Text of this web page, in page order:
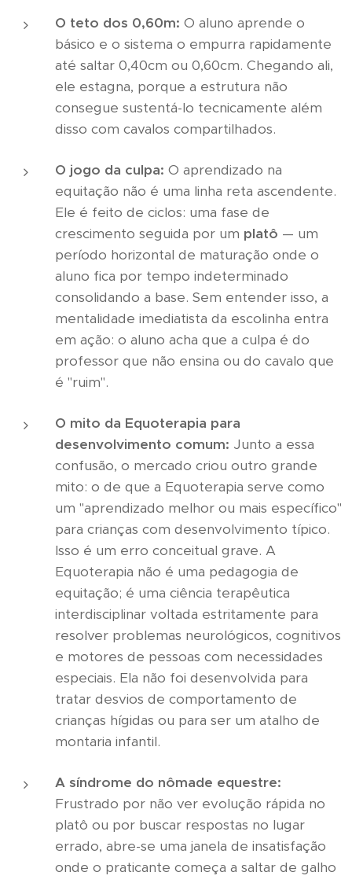
O teto dos 0,60m: O aluno aprende o
básico e o sistema o empurra rapidamente
até saltar 0,40cm ou 0,60cm. Chegando ali,
ele estagna, porque a estrutura não
consegue sustentá-lo tecnicamente além
disso com cavalos compartilhados.
O jogo da culpa: O aprendizado na
equitação não é uma linha reta ascendente.
Ele é feito de ciclos: uma fase de
crescimento seguida por um platô — um
período horizontal de maturação onde o
aluno fica por tempo indeterminado
consolidando a base. Sem entender isso, a
mentalidade imediatista da escolinha entra
em ação: o aluno acha que a culpa é do
professor que não ensina ou do cavalo que
é "ruim".
O mito da Equoterapia para
desenvolvimento comum: Junto a essa
confusão, o mercado criou outro grande
mito: o de que a Equoterapia serve como
um "aprendizado melhor ou mais específico"
para crianças com desenvolvimento típico.
Isso é um erro conceitual grave. A
Equoterapia não é uma pedagogia de
equitação; é uma ciência terapêutica
interdisciplinar voltada estritamente para
resolver problemas neurológicos, cognitivos
e motores de pessoas com necessidades
especiais. Ela não foi desenvolvida para
tratar desvios de comportamento de
crianças hígidas ou para ser um atalho de
montaria infantil.
A síndrome do nômade equestre:
Frustrado por não ver evolução rápida no
platô ou por buscar respostas no lugar
errado, abre-se uma janela de insatisfação
onde o praticante começa a saltar de galho